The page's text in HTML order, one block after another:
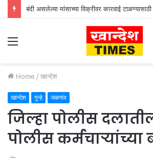
बंदी असलेल्या मांसाच्या विक्रीवर कारवाई टाळण्यासाठी
Menu
Home / खान्देश
खान्देश गुन्हे जळगांव
जिल्हा पोलीस
पोलीस कर्मचाऱ्यांच्या